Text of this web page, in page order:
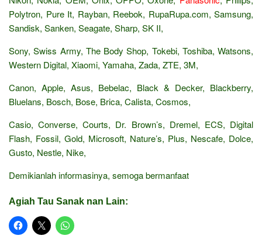
Polytron, Pure It, Rayban, Reebok, RupaRupa.com, Samsung,
Sandisk, Sanken, Seagate, Sharp, SK II,
Sony, Swiss Army, The Body Shop, Tokebi, Toshiba, Watsons,
Western Digital, Xiaomi, Yamaha, Zada, ZTE, 3M,
Canon, Apple, Asus, Bebelac, Black & Decker, Blackberry,
Bluelans, Bosch, Bose, Brica, Calista, Cosmos,
Casio, Converse, Courts, Dr. Brown’s, Dremel, ECS, Digital
Flash, Fossil, Gold, Microsoft, Nature’s, Plus, Nescafe, Dolce,
Gusto, Nestle, Nike,
Demikianlah informasinya, semoga bermanfaat
Agiah Tau Sanak nan Lain: